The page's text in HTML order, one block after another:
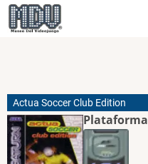
Pasar
al
Actua Soccer Club Edition
Plataforma